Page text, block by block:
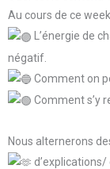
Au cours de ce
L’énergie de
négatif.
Comment on
Comment s’y
Nous alternerons
d’explications/